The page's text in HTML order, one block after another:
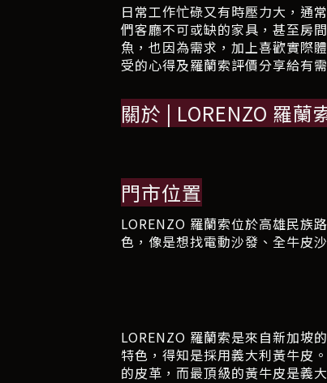
日常工作忙碌又有時壓力大，通
們客廳不可或缺的家具，甚至房
魚，也因為需求，加上喜歡實際
受的心得及羅蘭索評價分享給有
關於 | LORENZO 羅蘭
門市位置
LORENZO 羅蘭索位於高雄民族
色，像是想找電動沙發、全牛皮
LORENZO 羅蘭索是來自新加坡
特色，得知是採用義大利黃牛皮
的皮革，而最頂級的黃牛皮是義